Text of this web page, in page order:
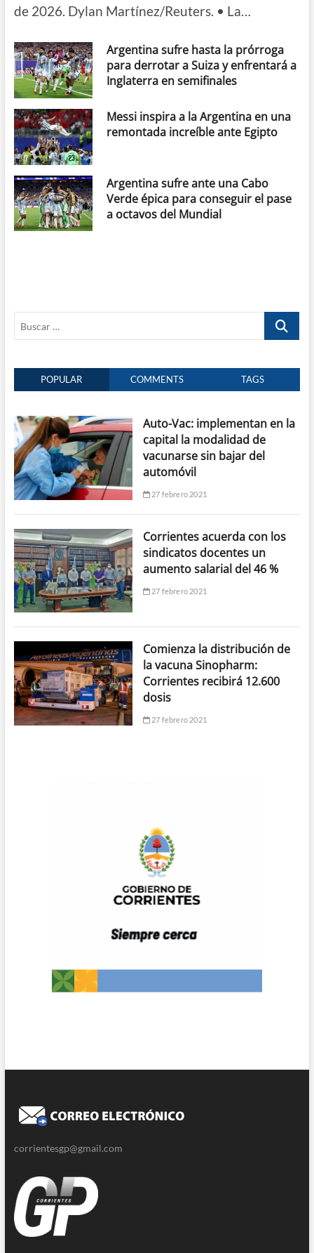
de 2026. Dylan Martínez/Reuters. • La…
Argentina sufre hasta la prórroga
para derrotar a Suiza y enfrentará a
Inglaterra en semifinales
Messi inspira a la Argentina en una
remontada increíble ante Egipto
Argentina sufre ante una Cabo
Verde épica para conseguir el pase
a octavos del Mundial
Buscar
POPULAR COMMENTS TAGS
Auto-Vac: implementan en la
capital la modalidad de
vacunarse sin bajar del
automóvil
27 febrero 2021
Corrientes acuerda con los
sindicatos docentes un
aumento salarial del 46 %
27 febrero 2021
Comienza la distribución de
la vacuna Sinopharm:
Corrientes recibirá 12.600
dosis
27 febrero 2021
corrientesgp@gmail.com